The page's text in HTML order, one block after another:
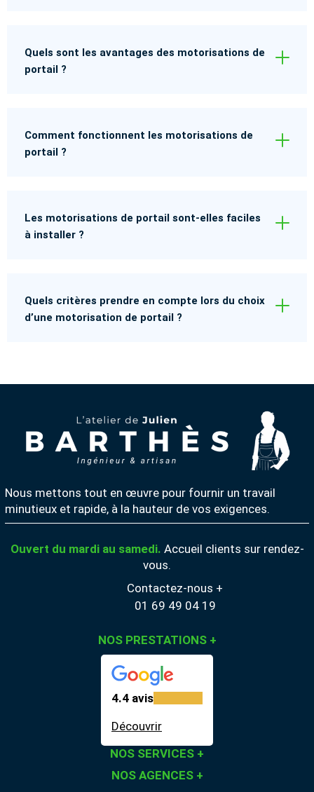
Quels sont les avantages des motorisations de
portail ?
Comment fonctionnent les motorisations de
portail ?
Les motorisations de portail sont-elles faciles
à installer ?
Quels critères prendre en compte lors du choix
d’une motorisation de portail ?
Nous mettons tout en œuvre pour fournir un travail
minutieux et rapide, à la hauteur de vos exigences.
Ouvert du mardi au samedi. Accueil clients sur rendez-
vous.
Contactez-nous +
01 69 49 04 19
NOS PRESTATIONS +
4.4 avis
Découvrir
NOS SERVICES +
NOS AGENCES +